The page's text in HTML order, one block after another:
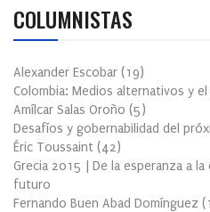
COLUMNISTAS
Alexander Escobar (19)
Colombia: Medios alternativos y
Amílcar Salas Oroño (5)
Desafíos y gobernabilidad del
Éric Toussaint (42)
Grecia 2015 | De la esperanza a
futuro
Fernando Buen Abad Domínguez (